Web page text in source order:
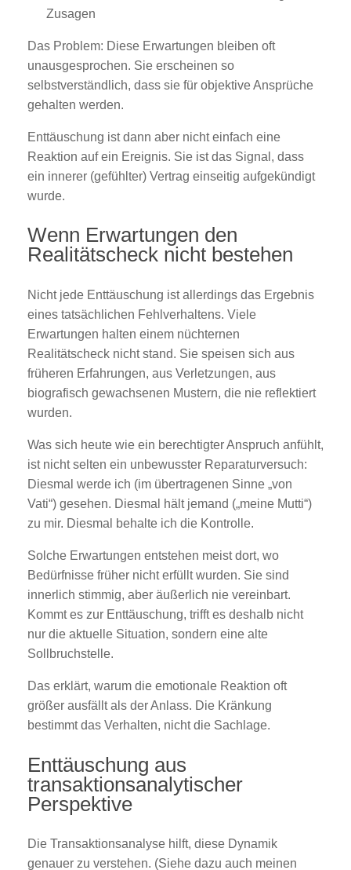
Zusagen
Das Problem: Diese Erwartungen bleiben oft
unausgesprochen. Sie erscheinen so
selbstverständlich, dass sie für objektive Ansprüche
gehalten werden.
Enttäuschung ist dann aber nicht einfach eine
Reaktion auf ein Ereignis. Sie ist das Signal, dass
ein innerer (gefühlter) Vertrag einseitig aufgekündigt
wurde.
Wenn Erwartungen den
Realitätscheck nicht bestehen
Nicht jede Enttäuschung ist allerdings das Ergebnis
eines tatsächlichen Fehlverhaltens. Viele
Erwartungen halten einem nüchternen
Realitätscheck nicht stand. Sie speisen sich aus
früheren Erfahrungen, aus Verletzungen, aus
biografisch gewachsenen Mustern, die nie reflektiert
wurden.
Was sich heute wie ein berechtigter Anspruch anfühlt,
ist nicht selten ein unbewusster Reparaturversuch:
Diesmal werde ich (im übertragenen Sinne „von
Vati“) gesehen. Diesmal hält jemand („meine Mutti“)
zu mir. Diesmal behalte ich die Kontrolle.
Solche Erwartungen entstehen meist dort, wo
Bedürfnisse früher nicht erfüllt wurden. Sie sind
innerlich stimmig, aber äußerlich nie vereinbart.
Kommt es zur Enttäuschung, trifft es deshalb nicht
nur die aktuelle Situation, sondern eine alte
Sollbruchstelle.
Das erklärt, warum die emotionale Reaktion oft
größer ausfällt als der Anlass. Die Kränkung
bestimmt das Verhalten, nicht die Sachlage.
Enttäuschung aus
transaktionsanalytischer
Perspektive
Die Transaktionsanalyse hilft, diese Dynamik
genauer zu verstehen. (Siehe dazu auch meinen